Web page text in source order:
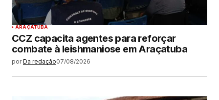
ARAÇATUBA
CCZ capacita agentes para reforçar
combate à leishmaniose em Araçatuba
por Da redação07/08/2026